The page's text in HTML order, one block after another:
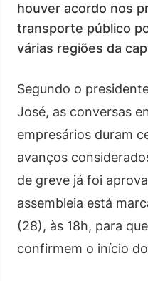
houver acordo nos
transporte público
várias regiões da
Segundo o
José, as conversas
empresários duram
avanços
de greve já foi
assembleia está
(28), às 18h, para
confirmem o início